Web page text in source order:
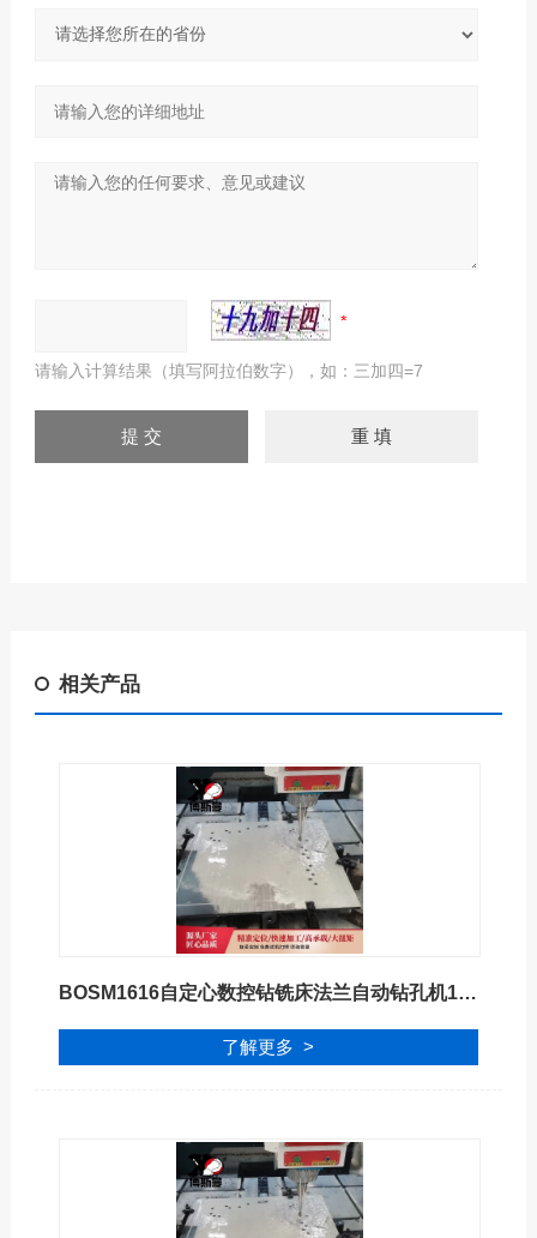
请输入计算结果（填写阿拉伯数字），如：三加四=7
相关产品
BOSM1616自定心数控钻铣床法兰自动钻孔机1616
了解更多 >